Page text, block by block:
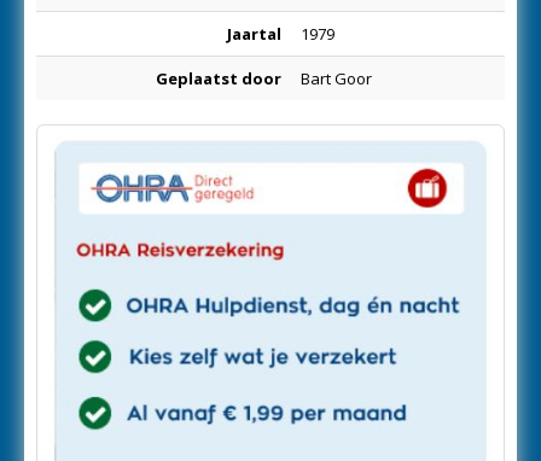
Jaartal 1979
Geplaatst door Bart Goor